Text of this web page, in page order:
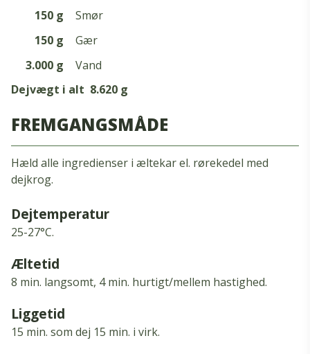
150 g
Smør
150 g
Gær
3.000 g
Vand
Dejvægt i alt 8.620 g
FREMGANGSMÅDE
Hæld alle ingredienser i æltekar el. rørekedel med
dejkrog.
Dejtemperatur
25-27°C.
Æltetid
8 min. langsomt, 4 min. hurtigt/mellem hastighed.
Liggetid
15 min. som dej 15 min. i virk.